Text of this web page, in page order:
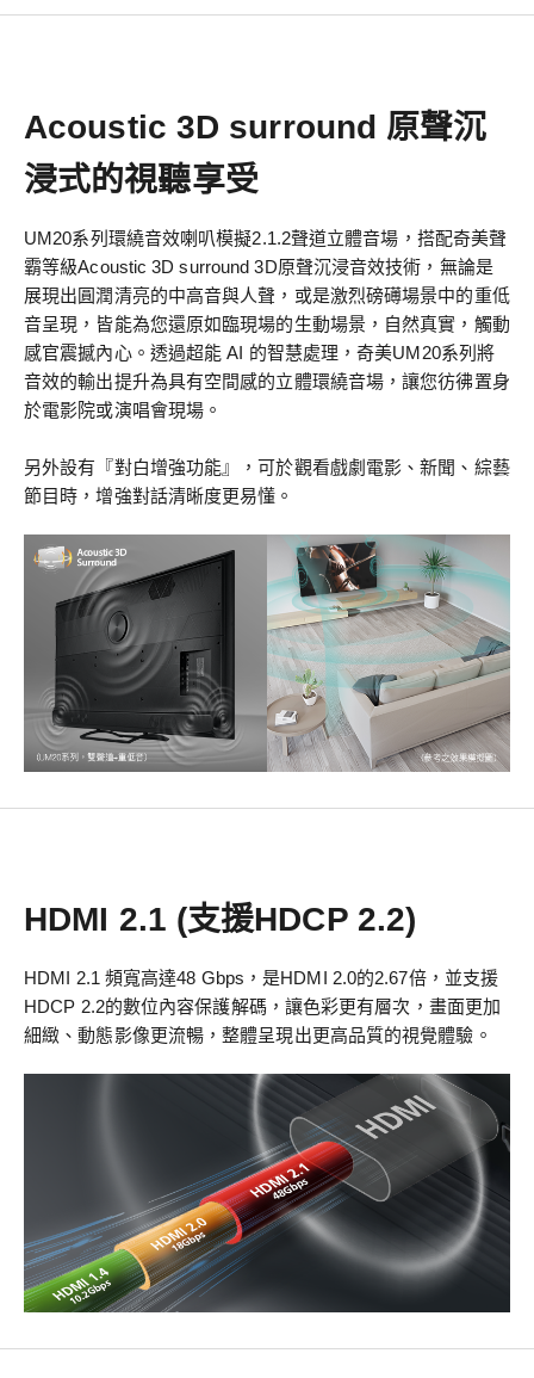
Acoustic 3D surround 原聲沉
浸式的視聽享受
UM20系列環繞音效喇叭模擬2.1.2聲道立體音場，搭配奇美聲
霸等級Acoustic 3D surround 3D原聲沉浸音效技術，無論是
展現出圓潤清亮的中高音與人聲，或是激烈磅礡場景中的重低
音呈現，皆能為您還原如臨現場的生動場景，自然真實，觸動
感官震撼內心。透過超能 AI 的智慧處理，奇美UM20系列將
音效的輸出提升為具有空間感的立體環繞音場，讓您彷彿置身
於電影院或演唱會現場。
另外設有『對白增強功能』，可於觀看戲劇電影、新聞、綜藝
節目時，增強對話清晰度更易懂。
HDMI 2.1 (支援HDCP 2.2)
HDMI 2.1 頻寬高達48 Gbps，是HDMI 2.0的2.67倍，並支援
HDCP 2.2的數位內容保護解碼，讓色彩更有層次，畫面更加
細緻、動態影像更流暢，整體呈現出更高品質的視覺體驗。